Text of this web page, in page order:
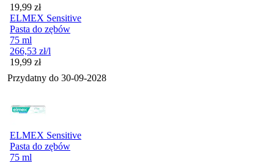
Cena
19,99 zł
ELMEX Sensitive
Pasta do zębów
75 ml
266,53 zł/l
Cena
19,99 zł
Przydatny do 30-09-2028
ELMEX Sensitive
Pasta do zębów
75 ml